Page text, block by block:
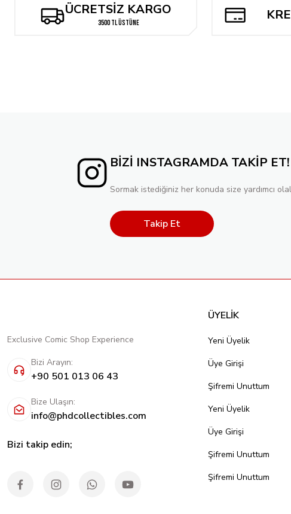
2.384,00 TL
ÜCRETSİZ KARGO
3500 TL ÜSTÜNE
BİZİ INSTAGRAMDA TAKİP ET!
Sormak istediğiniz her konuda size yardımcı
Takip Et
Exclusive Comic Shop Experience
Bizi Arayın:
+90 501 013 06 43
Bize Ulaşın:
info@phdcollectibles.com
Bizi takip edin;
ÜYELİK
Yeni Üyelik
Üye Girişi
Şifremi Unuttum
Yeni Üyelik
Üye Girişi
Şifremi Unuttum
Şifremi Unuttum